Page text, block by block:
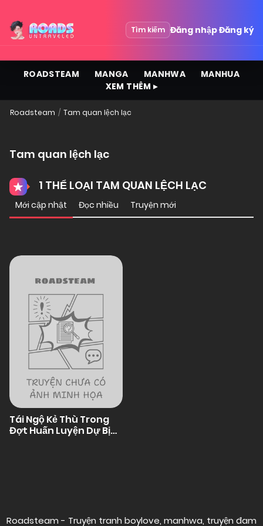
Tìm kiếm Đăng nhậpĐăng ký
ROADSTEAM MANGA MANHWA
MANHUA
XEM THÊM ▸
Roadsteam Tam quan lệch lạc
Tam quan lệch lạc
1 THỂ LOẠI TAM QUAN LỆCH LẠC
Mới cập nhật Đọc nhiều Truyện mới
Tái Ngộ Kẻ Thù Trong
Đợt Huấn Luyện Dự Bị
Roadsteam - Truyện tranh boylove, manhwa, truyện đam